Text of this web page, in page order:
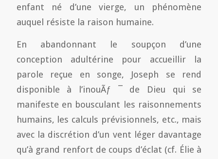
enfant né d’une vierge, un phénomène
auquel résiste la raison humaine.
En abandonnant le soupçon d’une
conception adultérine pour accueillir la
parole reçue en songe, Joseph se rend
disponible à l’inouÃƒ ¯ de Dieu qui se
manifeste en bousculant les raisonnements
humains, les calculs prévisionnels, etc., mais
avec la discrétion d’un vent léger davantage
qu’à grand renfort de coups d’éclat (cf. Élie à